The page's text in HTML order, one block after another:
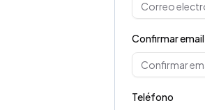
Confirmar email
Teléfono